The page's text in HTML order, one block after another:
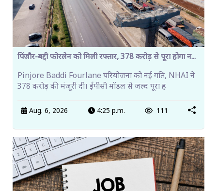
पिंजौर-बद्दी फोरलेन को मिली रफ्तार, 378 करोड़ से पूरा होगा न...
Pinjore Baddi Fourlane परियोजना को नई गति, NHAI ने
378 करोड़ की मंजूरी दी। ईपीसी मॉडल से जल्द पूरा ह
Aug. 6, 2026 4:25 p.m. 111